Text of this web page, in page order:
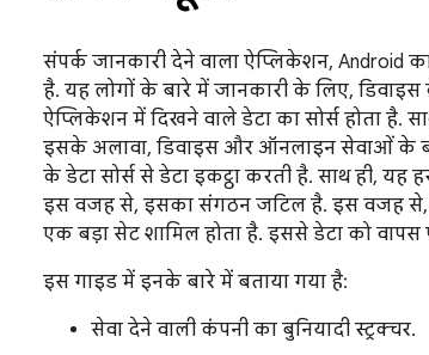
संपर्क जानकारी देने वाला ऐप्लिकेशन, Android
है. यह लोगों के बारे में जानकारी के लिए, डिवाइस
ऐप्लिकेशन में दिखने वाले डेटा का सोर्स होता
इसके अलावा, डिवाइस और ऑनलाइन सेवाओं के
के डेटा सोर्स से डेटा इकट्ठा करती है. साथ ही,
इस वजह से, इसका संगठन जटिल है. इस वजह से,
एक बड़ा सेट शामिल होता है. इससे डेटा को
इस गाइड में इनके बारे में बताया गया है:
सेवा देने वाली कंपनी का बुनियादी स्ट्रक्चर.